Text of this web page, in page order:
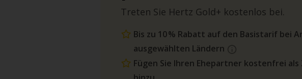
Treten Sie Hertz Gold+ kostenlos bei.
Bis zu 10 % Rabatt auf den Basistarif bei
ausgewählten Ländern
Fügen Sie Ihren Ehepartner kostenfrei